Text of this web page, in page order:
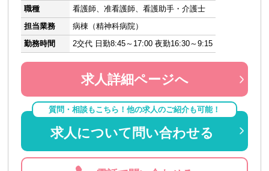
職種
看護師、准看護師、看護助手・介護士
担当業務
病棟（精神科病院）
勤務時間
2交代 日勤8:45～17:00 夜勤16:30～9:15
求人詳細ページへ
質問・相談もこちら！他の求人のご紹介も可能！
求人について問い合わせる